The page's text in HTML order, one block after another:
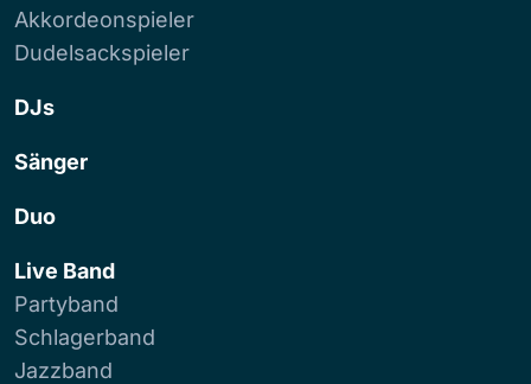
Akkordeonspieler
Dudelsackspieler
DJs
Sänger
Duo
Live Band
Partyband
Schlagerband
Jazzband